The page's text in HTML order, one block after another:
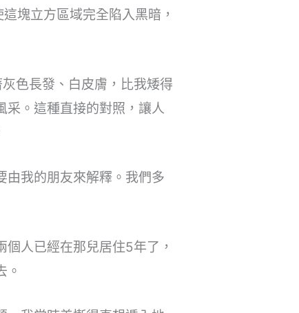
塊立方區域完全陷入黑暗，
色長發、白皮膚，比我矮得
采。這種直接的對照，讓人
由我的朋友來解釋。我們多
人已經在那兒居住5年了，
。